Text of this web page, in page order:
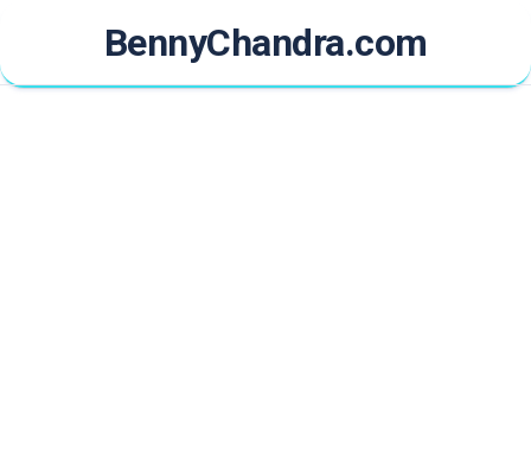
content
BennyChandra.com